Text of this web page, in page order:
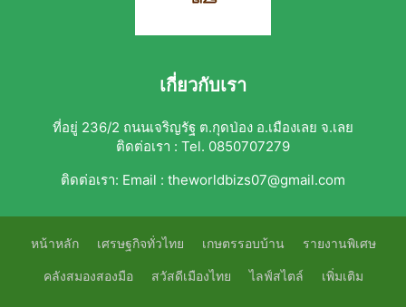
เกี่ยวกับเรา
ที่อยู่ 236/2 ถนนเจริญรัฐ ต.กุดป่อง อ.เมืองเลย จ.เลย
ติดต่อเรา : Tel. 0850707279
ติดต่อเรา: Email : theworldbizs07@gmail.com
หน้าหลัก เศรษฐกิจทั่วไทย เกษตรรอบบ้าน รายงานพิเศษ
คลังสมองสองมือ สวัสดีเมืองไทย ไลฟ์สไตล์ เพิ่มเติม